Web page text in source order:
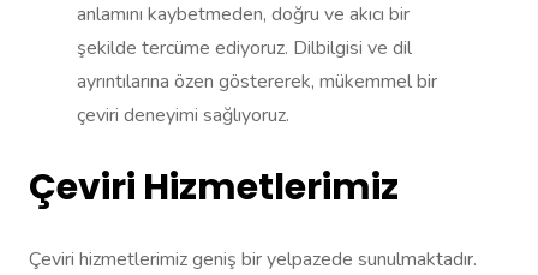
anlamını kaybetmeden, doğru ve akıcı bir
şekilde tercüme ediyoruz. Dilbilgisi ve dil
ayrıntılarına özen göstererek, mükemmel bir
çeviri deneyimi sağlıyoruz.
Çeviri Hizmetlerimiz
Çeviri hizmetlerimiz geniş bir yelpazede sunulmaktadır.